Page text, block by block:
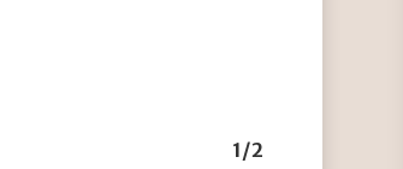
1/2